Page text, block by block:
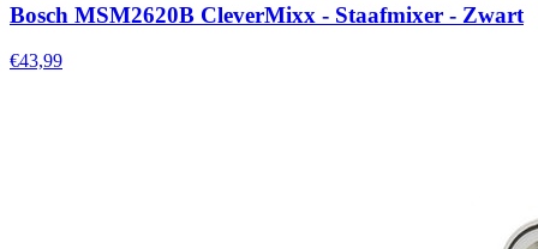
Bosch MSM2620B CleverMixx - Staafmixer - Zwart
€43,99